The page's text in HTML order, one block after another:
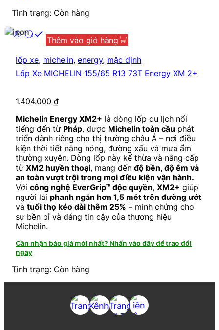
Tình trạng: Còn hàng
Thêm vào giỏ hàng
lốp xe, michelin, energy, mặc định
Lốp Xe MICHELIN 155/65 R13 73T Energy XM 2+
1.404.000 ₫
Michelin Energy XM2+ là dòng lốp du lịch nổi
tiếng đến từ Pháp, được Michelin toàn cầu phát
triển dành riêng cho thị trường châu Á – nơi điều
kiện thời tiết nắng nóng, đường xấu và mưa ẩm
thường xuyên. Dòng lốp này kế thừa và nâng cấp
từ XM2 huyền thoại, mang đến độ bền, độ êm và
an toàn vượt trội trong mọi điều kiện vận hành.
Với công nghệ EverGrip™ độc quyền, XM2+ giúp
người lái phanh ngắn hơn 1,5 mét trên đường ướt
và tuổi thọ kéo dài thêm 25% – minh chứng cho
sự bền bỉ và đáng tin cậy của thương hiệu
Michelin.
Cần nhận báo giá mới nhất? Nhấn vào đây để trao đổi
ngay
Tình trạng: Còn hàng